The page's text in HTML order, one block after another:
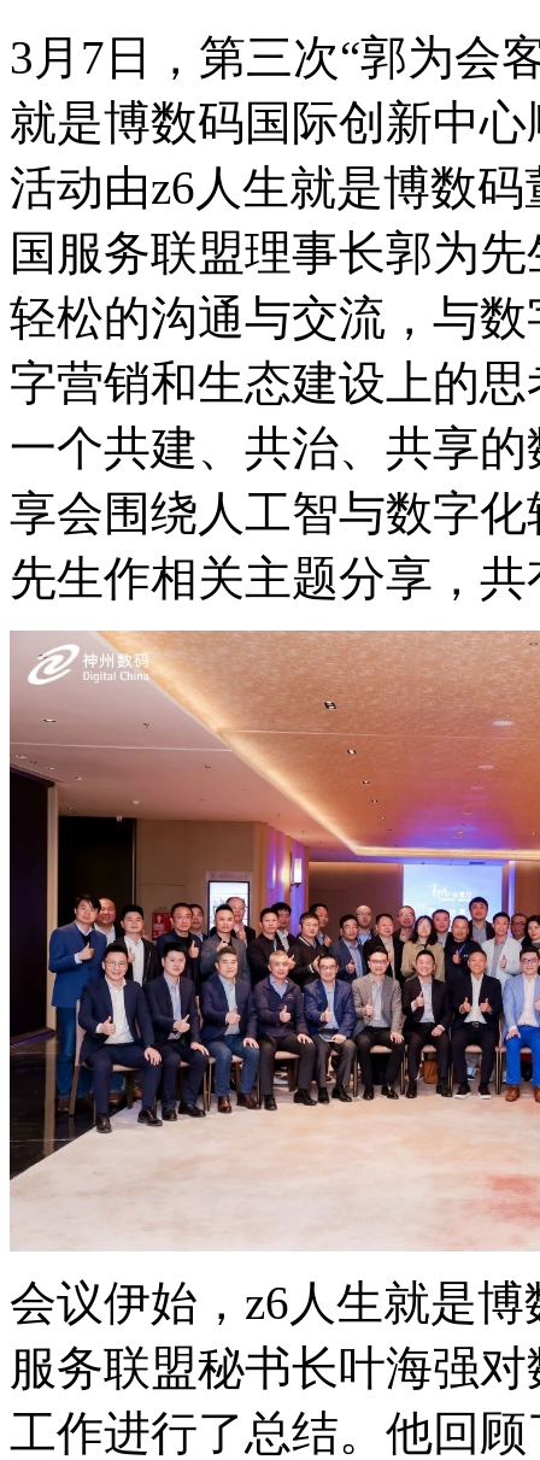
3月7日，第三次“郭为
就是博数码国际创新中
活动由z6人生就是博数码
国服务联盟理事长郭为先
轻松的沟通与交流，
字营销和生态建设上的思
一个共建、共治、
享会围绕人工智与数字化
先生作相关主题分享
会议伊始，z6人生就是
服务联盟秘书长叶海强
工作进行了总结。他回